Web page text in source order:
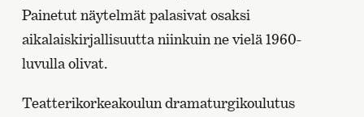
Painetut näytelmät palasivat osaksi
aikalaiskirjallisuutta niinkuin ne vielä 1960-
luvulla olivat.
Teatterikorkeakoulun dramaturgikoulutus